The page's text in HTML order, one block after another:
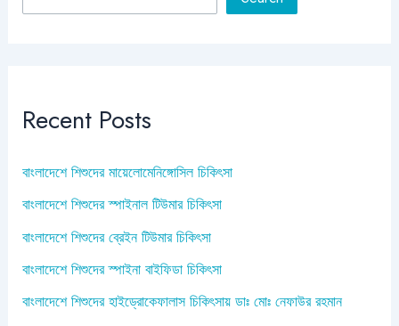
Recent Posts
বাংলাদেশে শিশুদের মায়েলোমেনিঙ্গোসিল চিকিৎসা
বাংলাদেশে শিশুদের স্পাইনাল টিউমার চিকিৎসা
বাংলাদেশে শিশুদের ব্রেইন টিউমার চিকিৎসা
বাংলাদেশে শিশুদের স্পাইনা বাইফিডা চিকিৎসা
বাংলাদেশে শিশুদের হাইড্রোকেফালাস চিকিৎসায় ডাঃ মোঃ নেফাউর রহমান